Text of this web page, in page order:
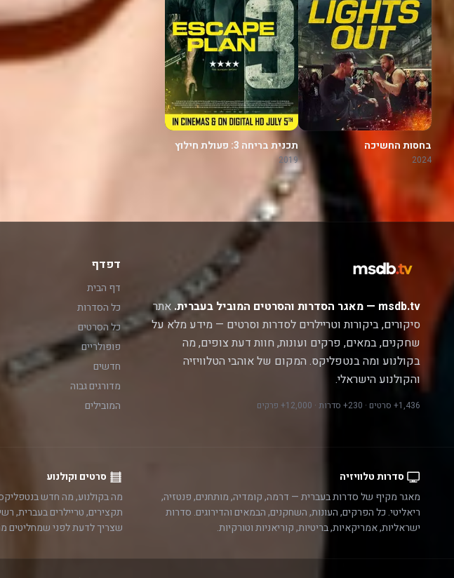
בחסות החשיכה
2024
תכנית בריחה 3: פעולת חילוץ
2019
msdb.tv — מאגר הסדרות והסרטים המוביל בעברית.
אתר
סיקורים, ביקורות וטריילרים לסדרות וסרטים — מידע מלא על
שחקנים, במאים, פרקים ועונות, חוות דעת צופים, מה
בקולנוע ומה בנטפליקס. המקום של אוהבי הטלוויזיה
והקולנוע הישראלי.
1,436+ סרטים · 230+ סדרות · 12,000+ פרקים
דפדף
דף הבית
כל הסדרות
כל הסרטים
פופולריים
חדשים
מדורגים גבוה
המובילים
סדרות טלוויזיה
מאגר מקיף של סדרות בעברית — דרמה, קומדיה, מותחנים, פנטזיה,
ריאליטי. כל הפרקים, העונות, השחקנים, הבמאים והדירוגים. סדרות
ישראליות, אמריקאיות, בריטיות, קוריאניות וטורקיות.
סרטים וקולנוע
מה בקולנוע, מה חדש
תקצירים, טריילרים בעברית,
שצריך לדעת לפני שמחליטים